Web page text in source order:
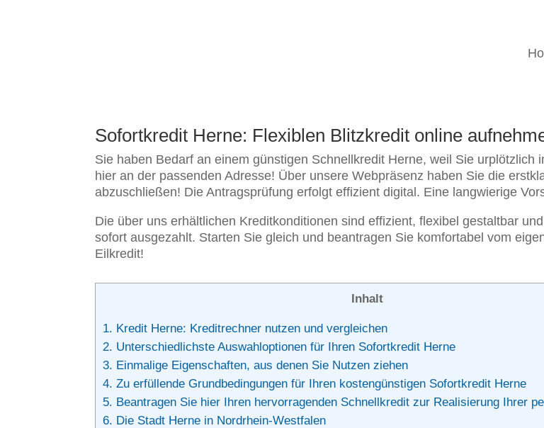
Sofortkredit Herne: Flexiblen Blitzkredit online
Sie haben Bedarf an einem günstigen Schnellkredit Herne, weil Sie
hier an der passenden Adresse! Über unsere Webpräsenz haben Sie die
abzuschließen! Die Antragsprüfung erfolgt effizient digital. Eine langwierige
Die über uns erhältlichen Kreditkonditionen sind effizient, flexibel gestaltbar
sofort ausgezahlt. Starten Sie gleich und beantragen Sie komfortabel vom
Eilkredit!
Inhalt
1. Kredit Herne: Kreditrechner nutzen und vergleichen
2. Unterschiedlichste Auswahloptionen für Ihren Sofortkredit Herne
3. Einmalige Eigenschaften, aus denen Sie Nutzen ziehen
4. Zu erfüllende Grundbedingungen für Ihren kostengünstigen Sofortkredit Herne
5. Beantragen Sie hier Ihren hervorragenden Schnellkredit zur Realisierung Ihrer
6. Die Stadt Herne in Nordrhein-Westfalen